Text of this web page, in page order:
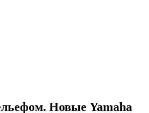
Новые Yamaha